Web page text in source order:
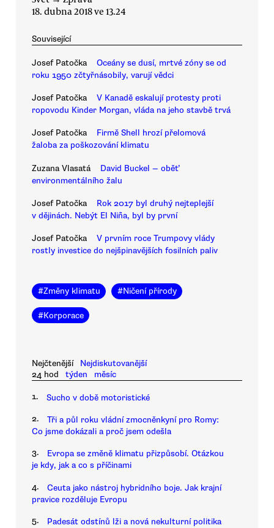
18. dubna 2018 ve 13.24
Související
Josef Patočka
Oceány se dusí, mrtvé zóny se od
roku 1950 zčtyřnásobily, varují vědci
Josef Patočka
V Kanadě eskalují protesty proti
ropovodu Kinder Morgan, vláda na jeho stavbě trvá
Josef Patočka
Firmě Shell hrozí přelomová
žaloba za poškozování klimatu
Zuzana Vlasatá
David Buckel — oběť
environmentálního žalu
Josef Patočka
Rok 2017 byl druhý nejteplejší
v dějinách. Nebýt El Niña, byl by první
Josef Patočka
V prvním roce Trumpovy vlády
rostly investice do nejšpinavějších fosilních paliv
#Změny klimatu #Ničení přírody
#Korporace
Nejčtenější
Nejdiskutovanější
24 hod
týden měsíc
1. Sucho v době motoristické
2.
Tři a půl roku vládní zmocněnkyní pro Romy:
Co jsme dokázali a proč jsem odešla
3.
Evropa se změně klimatu přizpůsobí. Otázkou
je kdy, jak a co s příčinami
4.
Ceuta jako nástroj hybridního boje. Jak krajní
pravice rozděluje Evropu
5. Padesát odstínů lži a nová nekulturní politika